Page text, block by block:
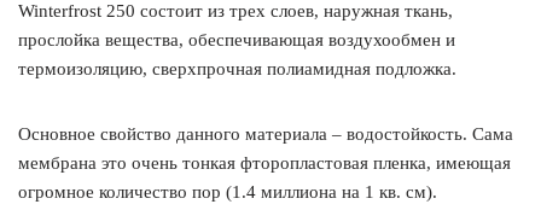
Winterfrost 250 состоит из трех слоев, наружная ткань,
прослойка вещества, обеспечивающая воздухообмен и
термоизоляцию, сверхпрочная полиамидная подложка.
Основное свойство данного материала – водостойкость. Сама
мембрана это очень тонкая фторопластовая пленка, имеющая
огромное количество пор (1.4 миллиона на 1 кв. см).